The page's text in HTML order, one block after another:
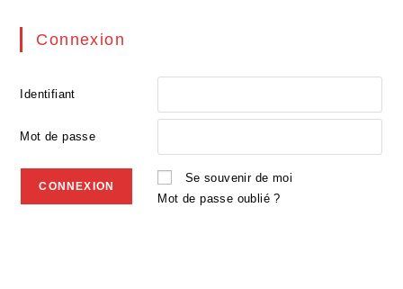
Connexion
Identifiant
Mot de passe
Se souvenir de moi
Mot de passe oublié ?